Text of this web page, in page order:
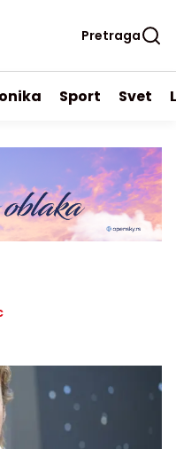
Pretraga
Sport Svet